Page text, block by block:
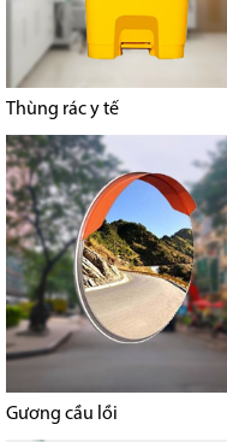
Thùng rác y tế
Gương cầu lồi